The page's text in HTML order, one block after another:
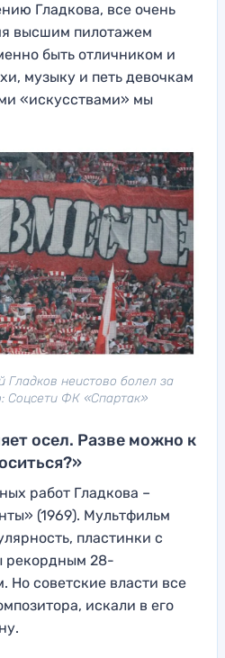
Гладкова, все очень
высшим пилотажем
быть отличником и
музыку и петь девочкам
«искусствами» мы
Гладков неистово болел за
Соцсети ФК «Спартак»
осел. Разве можно к
работ Гладкова –
(1969). Мультфильм
пластинки с
рекордным 28-
советские власти все
искали в его